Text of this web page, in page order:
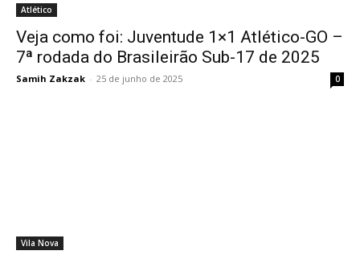
Atlético
Veja como foi: Juventude 1×1 Atlético-GO –
7ª rodada do Brasileirão Sub-17 de 2025
Samih Zakzak - 25 de junho de 2025 0
Vila Nova